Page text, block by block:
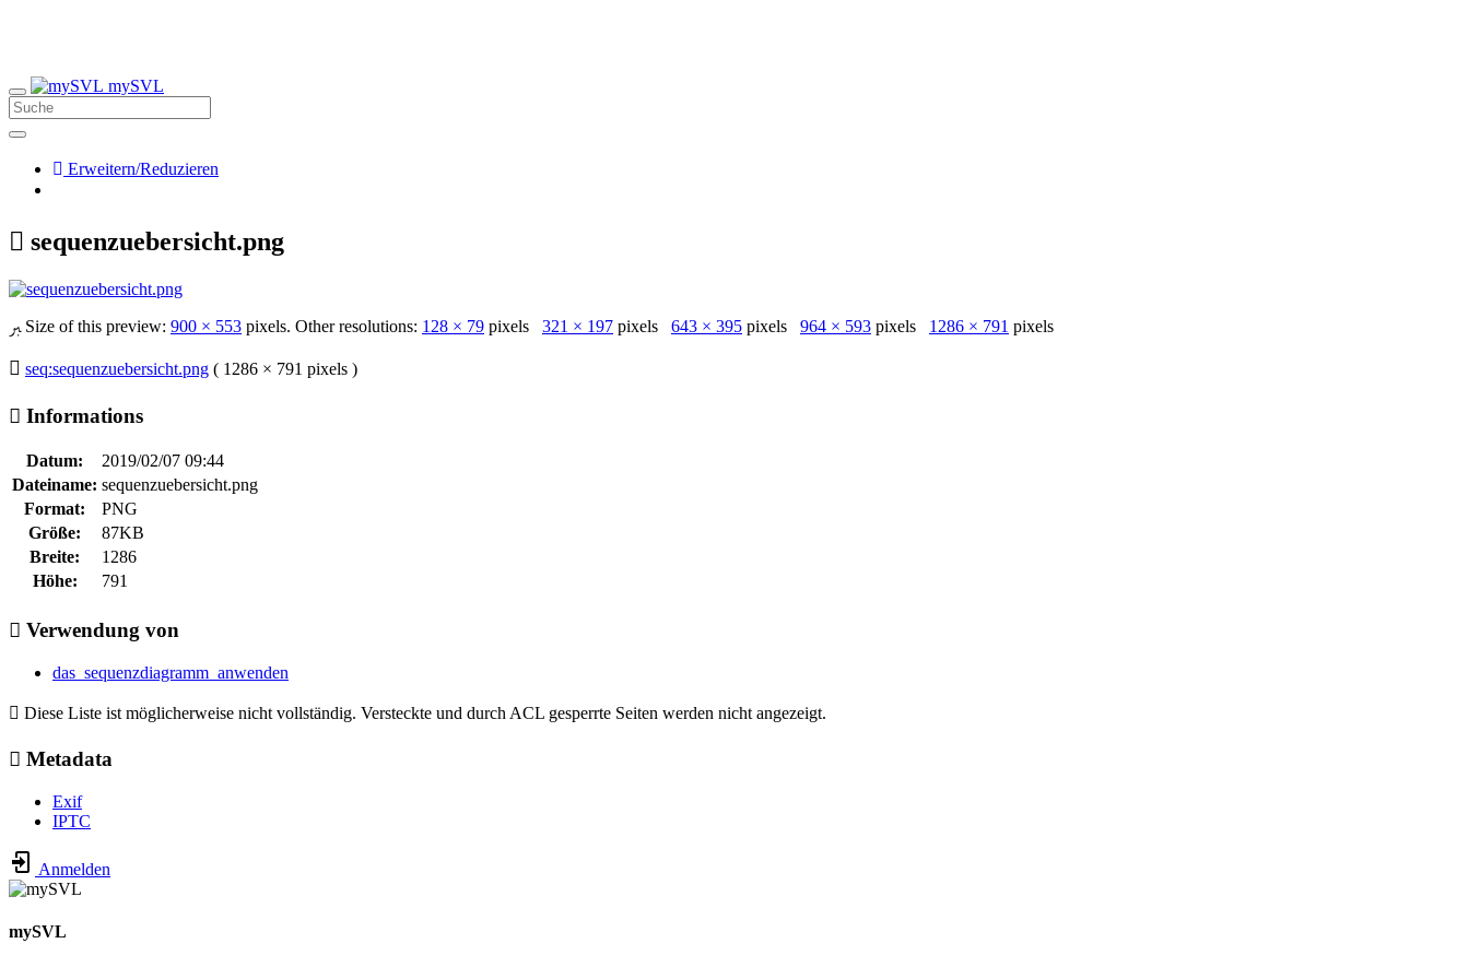
mySVL
Erweitern/Reduzieren
sequenzuebersicht.png
Size of this preview: 900 × 553 pixels. Other resolutions: 128 × 79 pixels 321 × 197 pixels 643 × 395 pixels 964 × 593 pixels 1286 × 791 pixels
seq:sequenzuebersicht.png ( 1286 × 791 pixels )
Informations
Datum:
2019/02/07 09:44
Dateiname: sequenzuebersicht.png
Format:
PNG
Größe:
87KB
Breite:
1286
Höhe:
791
Verwendung von
das_sequenzdiagramm_anwenden
Diese Liste ist möglicherweise nicht vollständig. Versteckte und durch ACL gesperrte Seiten werden nicht angezeigt.
Metadata
Exif
IPTC
Anmelden
mySVL